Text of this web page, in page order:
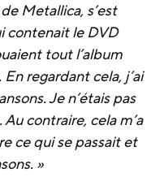
Metallica, s’est
contenait le DVD
tout l’album
regardant cela, j’ai
Je n’étais pas
contraire, cela m’a
ce qui se passait et
»